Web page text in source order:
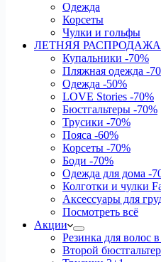
Одежда
Корсеты
Чулки и гольфы
ЛЕТНЯЯ РАСПРОДАЖА
Купальники -70%
Пляжная одежда -
Одежда -50%
LOVE Stories -70%
Бюстгальтеры -70%
Трусики -70%
Пояса -60%
Корсеты -70%
Боди -70%
Одежда для дома -
Колготки и чулки
Аксессуары для
Посмотреть всё
Акции
Резинка для волос
Второй